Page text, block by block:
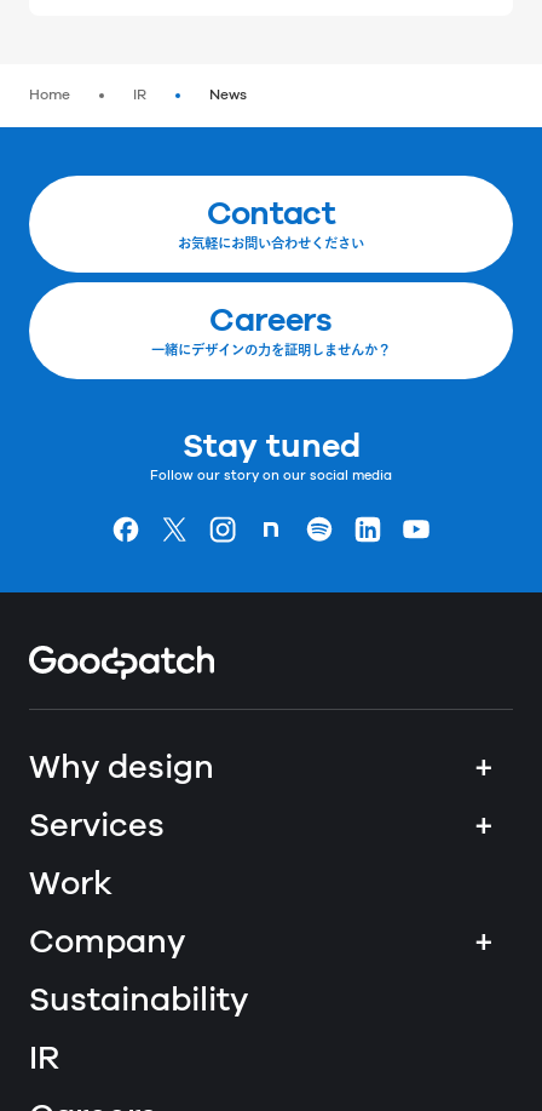
Home IR News
Contact
お気軽にお問い合わせください
Careers
一緒にデザインの力を証明しませんか？
Stay tuned
Follow our story on our social media
Goodpatchの
ページ
Goodpatchの
ページ
Goodpatchの
ページGoodpatchの
ページ
Goodpatchの
ページ
Goodpatchの
ページ
Goodpatchの
Why design
+
Services
+
Work
Company
+
Sustainability
IR